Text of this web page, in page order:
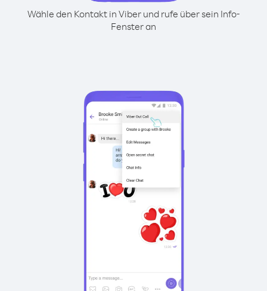
Wähle den Kontakt in Viber und rufe über sein Info-
Fenster an